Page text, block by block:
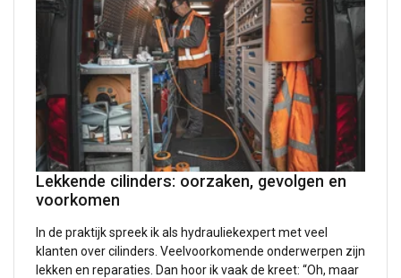
Lekkende cilinders: oorzaken, gevolgen en
voorkomen
In de praktijk spreek ik als hydrauliekexpert met veel
klanten over cilinders. Veelvoorkomende onderwerpen zijn
lekken en reparaties. Dan hoor ik vaak de kreet: “Oh, maar